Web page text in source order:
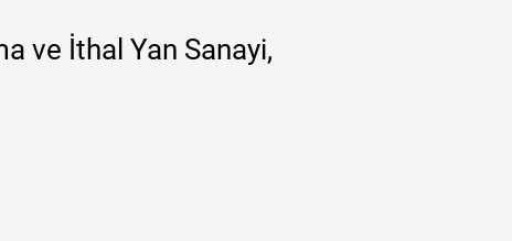
ve İthal Yan Sanayi,